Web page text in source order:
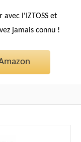
avec l'IZTOSS et
jamais connu !